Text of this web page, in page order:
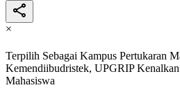
×
Terpilih Sebagai Kampus Pertukaran
Kemendiibudristek, UPGRIP
Mahasiswa